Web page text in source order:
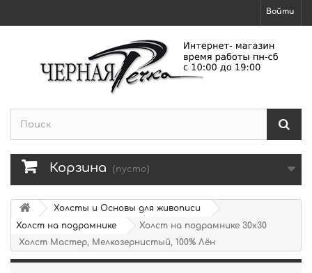
Войти
Корзина (пусто)
Холсты и Основы для живописи
Холст на подрамнике
Холст на подрамнике 30х30
Холст Мастер, Мелкозернистый, 100% Лён